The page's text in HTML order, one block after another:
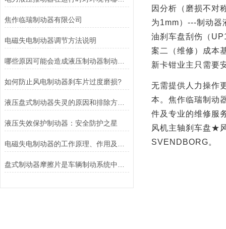
焦作临瑞制动器有限公司
电磁失电制动器调节方法说明
如何防止风电制动器刹车片过度磨损?
液压盘式制动器失灵的原因和排除方法介绍
液压失效保护制动器：安全防护之星
因分析（磨损不对
为1mm） ---制动器
油刹车盘刮伤（
案二（维修）成本
新卡钳业主只需要
无需提供人力操作
本。焦作临瑞制动
件及专业的维修服
风机主轴刹车盘★
SVENDBORG。